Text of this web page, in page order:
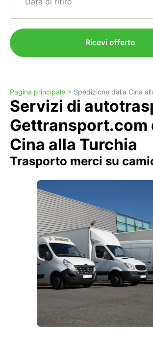
Ricevi offerte
Pagina principale > Spedizione dalla Cina
Servizi di
Gettransport.com
Cina alla Turchia
Trasporto merci su